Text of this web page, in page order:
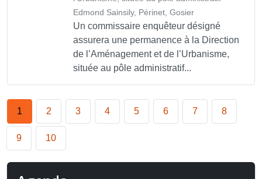
Edmond Sainsily, Périnet, Gosier
Un commissaire enquêteur désigné
assurera une permanence à la Direction
de l’Aménagement et de l’Urbanisme,
située au pôle administratif...
1 2 3 4 5 6 7 8
9 10